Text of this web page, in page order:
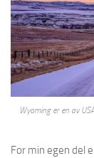
Wyoming er en av
For min egen del